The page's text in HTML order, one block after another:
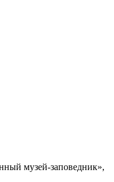
музей-заповедник»,